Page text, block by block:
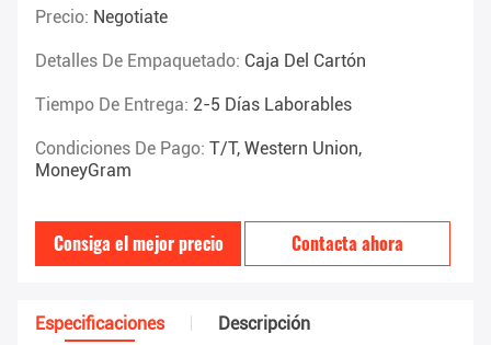
Precio: Negotiate
Detalles De Empaquetado: Caja Del Cartón
Tiempo De Entrega: 2-5 Días Laborables
Condiciones De Pago: T/T, Western Union,
MoneyGram
Consiga el mejor precio Contacta ahora
Especificaciones Descripción